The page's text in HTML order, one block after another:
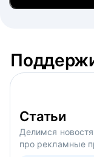
Статьи
Делимся
про рекламные